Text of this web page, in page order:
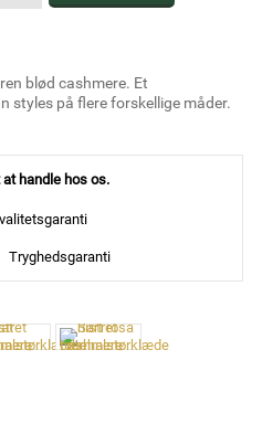
blød cashmere. Et
styles på flere forskellige måder.
handle hos os.
Tryghedsgaranti